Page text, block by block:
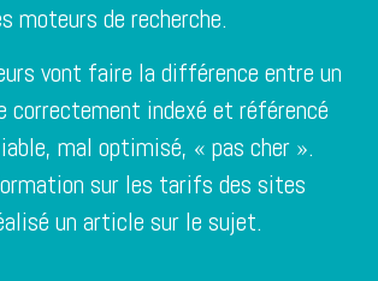
moteurs de recherche.
vont faire la différence entre un
correctement indexé et référencé
mal optimisé, « pas cher ».
sur les tarifs des sites
un article sur le sujet.